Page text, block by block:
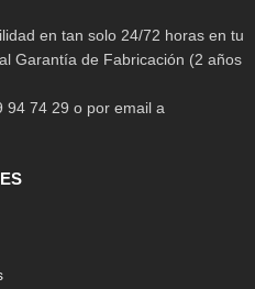
Madera Arganza
en tan solo 24/72 horas en tu
Garantía de Fabricación (2 años
94 74 29 o por email a